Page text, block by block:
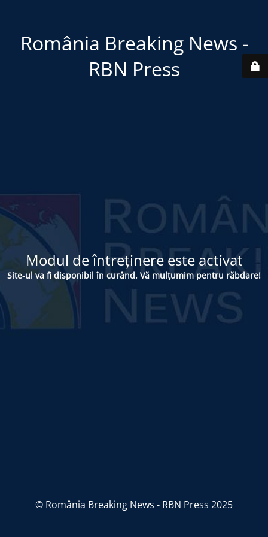
România Breaking News -
RBN Press
Modul de întreținere este activat
Site-ul va fi disponibil în curând. Vă mulțumim pentru răbdare!
© România Breaking News - RBN Press 2025